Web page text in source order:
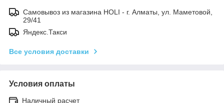
Самовывоз из магазина HOLI - г. Алматы, ул. Маметовой,
29/41
Яндекс.Такси
Все условия доставки
Условия оплаты
Наличный расчет